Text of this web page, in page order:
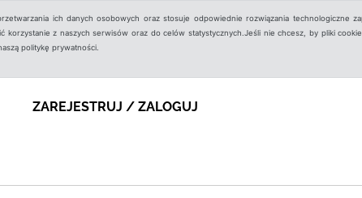
ich danych osobowych oraz stosuje odpowiednie rozwiązania technologiczne
z naszych serwisów oraz do celów statystycznych.Jeśli nie chcesz, by pliki
politykę prywatności.
ZAREJESTRUJ / ZALOGUJ